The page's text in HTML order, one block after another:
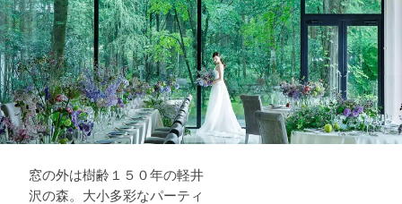
窓の外は樹齢１５０年の軽井
沢の森。大小多彩なパーティ